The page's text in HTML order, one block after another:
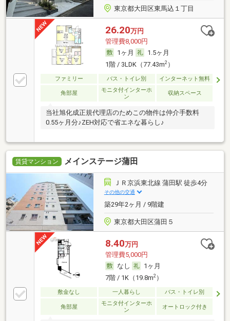
東京都大田区東馬込１丁目
26.20万円
管理費8,000円
1ヶ月
1.5ヶ月
1階 / 3LDK（77.43m2）
ファミリー バス・トイレ別 インターネット無料
角部屋
モニタ付インターホ
ン
収納スペース
当社旭化成正規代理店のためこの物件は仲介手数料
0.55ヶ月分♪ZEH対応で省エネな暮らし♪
賃貸マンション メインステージ蒲田
ＪＲ京浜東北線 蒲田駅 徒歩4分
その他の交通
築29年2ヶ月 / 9階建
東京都大田区蒲田５
8.40万円
管理費5,000円
なし
1ヶ月
7階 / 1K（19.8m2）
敷金なし 一人暮らし バス・トイレ別
角部屋
モニタ付インターホ
ン
オートロック付き